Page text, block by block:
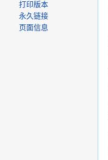
打印版本
永久链接
页面信息